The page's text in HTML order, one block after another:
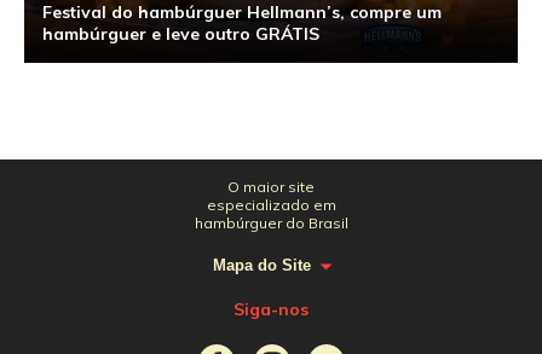
Festival do hambúrguer Hellmann’s, compre um
hambúrguer e leve outro GRÁTIS
O maior site
especializado em
hambúrguer do Brasil
Mapa do Site
Siga-nos